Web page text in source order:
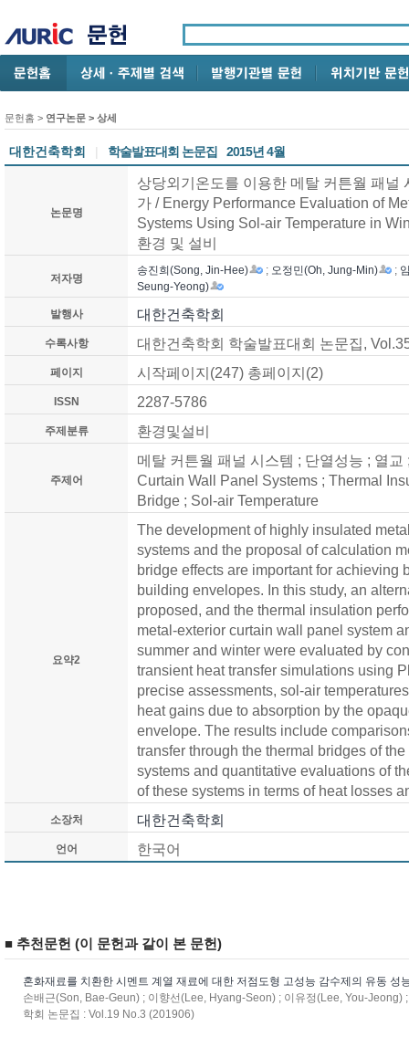
문헌홈 > 연구논문 > 상세
대한건축학회 | 학술발표대회 논문집 2015년 4월
논문명
상당외기온도를 이용한 메탈 커튼월 패널
가 / Energy Performance Evaluation of
Systems Using Sol-air Temperature in
환경 및 설비
저자명
송진희(Song, Jin-Hee) ; 오정민(Oh, Jung-Min) ;
Seung-Yeong)
발행사 대한건축학회
수록사항 대한건축학회 학술발표대회 논문집,
페이지 시작페이지(247) 총페이지(2)
ISSN 2287-5786
주제분류 환경및설비
주제어
메탈 커튼월 패널 시스템 ; 단열성능 ; 열
Curtain Wall Panel Systems ; Thermal
Bridge ; Sol-air Temperature
요약2
The development of highly insulated
systems and the proposal of calculation
bridge effects are important for achieving
building envelopes. In this study, an
proposed, and the thermal insulation
metal-exterior curtain wall panel system
summer and winter were evaluated by
transient heat transfer simulations using
precise assessments, sol-air
heat gains due to absorption by the
envelope. The results include
transfer through the thermal bridges of
systems and quantitative evaluations of
of these systems in terms of heat losses
소장처 대한건축학회
언어 한국어
■ 추천문헌 (이 문헌과 같이 본 문헌)
혼화재료를 치환한 시멘트 계열 재료에 대한 저점도형 고성능 감수제의 유동 성
손배근(Son, Bae-Geun) ; 이향선(Lee, Hyang-Seon) ; 이유정(Lee, You-Jeong)
학회 논문집 : Vol.19 No.3 (201906)